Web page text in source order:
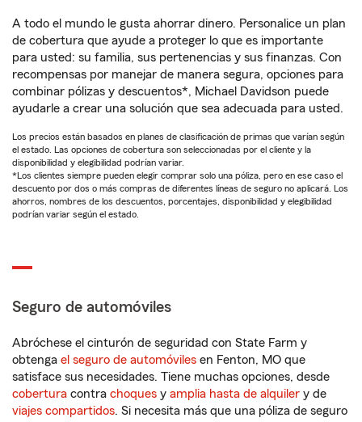
A todo el mundo le gusta ahorrar dinero. Personalice un plan
de cobertura que ayude a proteger lo que es importante
para usted: su familia, sus pertenencias y sus finanzas. Con
recompensas por manejar de manera segura, opciones para
combinar pólizas y descuentos*, Michael Davidson puede
ayudarle a crear una solución que sea adecuada para usted.
Los precios están basados en planes de clasificación de primas que varían según
el estado. Las opciones de cobertura son seleccionadas por el cliente y la
disponibilidad y elegibilidad podrían variar.
*Los clientes siempre pueden elegir comprar solo una póliza, pero en ese caso el
descuento por dos o más compras de diferentes líneas de seguro no aplicará. Los
ahorros, nombres de los descuentos, porcentajes, disponibilidad y elegibilidad
podrían variar según el estado.
Seguro de automóviles
Abróchese el cinturón de seguridad con State Farm y
obtenga el seguro de automóviles en Fenton, MO que
satisface sus necesidades. Tiene muchas opciones, desde
cobertura contra choques y amplia hasta de alquiler y de
viajes compartidos. Si necesita más que una póliza de seguro